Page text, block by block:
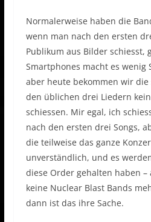
Normalerweise haben die
wenn man nach den ersten
Publikum aus Bilder schiesst,
Smartphones macht es wenig
aber heute bekommen wir
den üblichen drei Liedern
schiessen. Mir egal, ich
nach den ersten drei Songs,
die teilweise das ganze
unverständlich, und es
diese Order gehalten haben
keine Nuclear Blast Bands
dann ist das ihre Sache.